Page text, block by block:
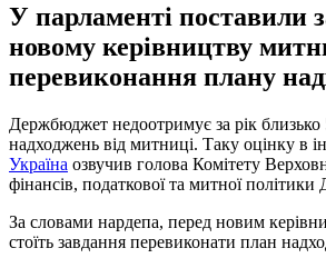
У парламенті поставили
новому керівництву
перевиконання плану
Держбюджет недоотримує за рік
надходжень від митниці. Таку оцінку в
Україна озвучив голова Комітету
фінансів, податкової та митної
За словами нардепа, перед новим
стоїть завдання перевиконати план